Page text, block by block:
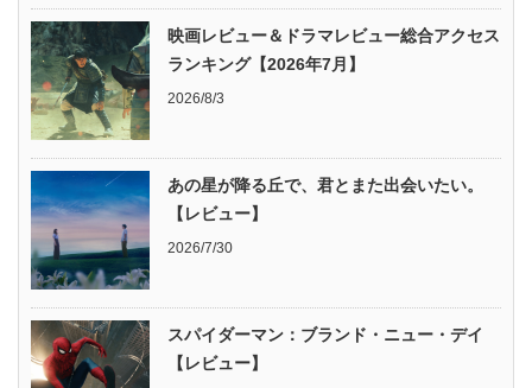
映画レビュー＆ドラマレビュー総合アクセス
ランキング【2026年7月】
2026/8/3
あの星が降る丘で、君とまた出会いたい。
【レビュー】
2026/7/30
スパイダーマン：ブランド・ニュー・デイ
【レビュー】